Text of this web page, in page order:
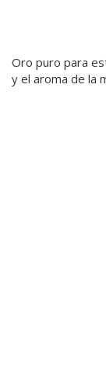
Oro puro para
y el aroma de la